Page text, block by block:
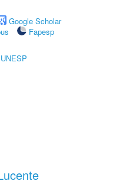
Google Scholar
Fapesp